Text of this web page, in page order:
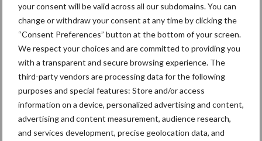
your consent will be valid across all our subdomains. You can
change or withdraw your consent at any time by clicking the
“Consent Preferences” button at the bottom of your screen.
We respect your choices and are committed to providing you
with a transparent and secure browsing experience. The
third-party vendors are processing data for the following
purposes and special features: Store and/or access
information on a device, personalized advertising and content,
advertising and content measurement, audience research,
and services development, precise geolocation data, and
In de pilot Koe en Eiwit werken 150 melkveehouders aan de
projectdoelstelling van 155 gram ruw eiwit (155RE) per kg droge
stof (of lager) in het totaal rantsoen. Om te weten hoe ze dat
willen realiseren, is begin 2023 een ...Lees meer
Van onze
partner
Maisoog
12 september 2023